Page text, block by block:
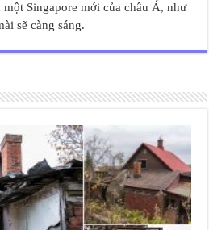
Singapore mới của châu Á, như
sẽ càng sáng.